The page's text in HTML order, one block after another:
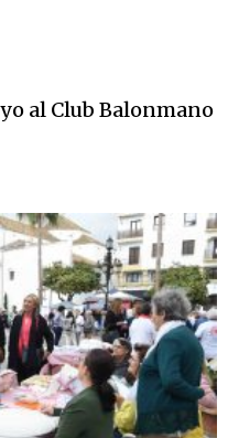
al Club Balonmano